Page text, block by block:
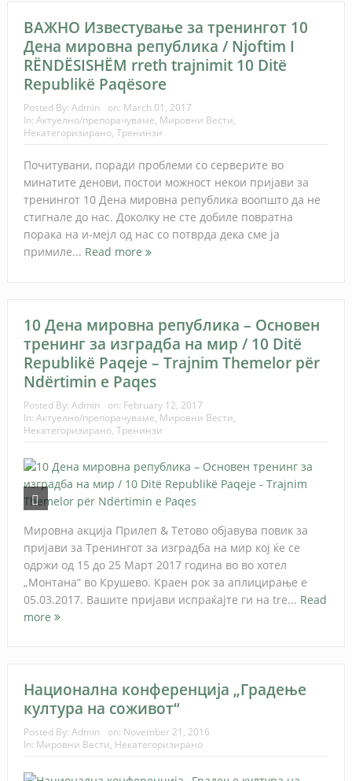
ВАЖНО Известување за тренингот 10
Дена мировна република / Njoftim I
RËNDËSISHËM rreth trajnimit 10 Ditë
Republikë Paqësore
Posted By: Admin on: March 01, 2017
In: Актуелно/препорачуваме, Мировни Вести,
Некатегоризирано, Тренинзи
Почитувани, поради проблеми со серверите во
минатите денови, постои можност некои пријави за
тренингот 10 Дена мировна република воопшто да не
стигнале до нас. Доколку не сте добиле повратна
порака на и-мејл од нас со потврда дека сме ја
примиле... Read more
10 Дена мировна република – Основен
тренинг за изградба на мир / 10 Ditë
Republikë Paqeje – Trajnim Themelor për
Ndërtimin e Paqes
Posted By: Admin on: February 12, 2017
In: Актуелно/препорачуваме, Мировни Вести,
Некатегоризирано, Тренинзи
Мировна акција Прилеп & Тетово објавува повик за
пријави за Тренингот за изградба на мир кој ќе се
одржи од 15 до 25 Март 2017 година во во хотел
„Монтана” во Крушево. Краен рок за аплицирање е
05.03.2017. Вашите пријави испраќајте ги на tre... Read
more
Национална конференција „Градење
култура на соживот“
Posted By: Admin on: November 21, 2016
In: Мировни Вести, Некатегоризирано